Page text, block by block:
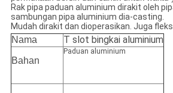
Rak pipa paduan aluminium dirakit oleh
sambungan pipa aluminium dia-casting.
Mudah dirakit dan dioperasikan. Juga
Nama T slot bingkai aluminium
Bahan
Paduan aluminium